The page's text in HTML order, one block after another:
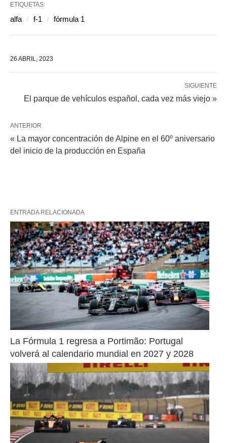
ETIQUETAS:
alfa f-1 fórmula 1
26 ABRIL, 2023
SIGUIENTE
El parque de vehículos español, cada vez más viejo »
ANTERIOR
« La mayor concentración de Alpine en el 60º aniversario
del inicio de la producción en España
ENTRADA RELACIONADA
La Fórmula 1 regresa a Portimão: Portugal
volverá al calendario mundial en 2027 y 2028